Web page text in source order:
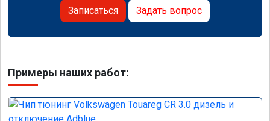
Записаться Задать вопрос
Примеры наших работ: